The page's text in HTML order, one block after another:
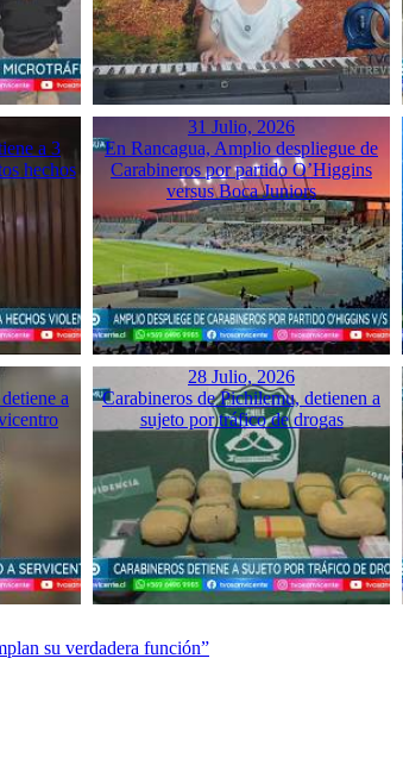
a 3
hechos
31 Julio, 2026
En Rancagua, Amplio despliegue de
Carabineros por partido O’Higgins
versus Boca Juniors
a
28 Julio, 2026
Carabineros de Pichilemu, detienen a
sujeto por tráfico de drogas
su verdadera función”